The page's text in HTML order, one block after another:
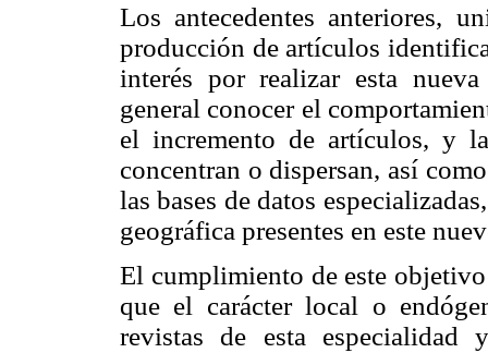
Los antecedentes anteriores,
producción de artículos
interés por realizar esta
general conocer el
el incremento de artículos, y
concentran o dispersan, así
las bases de datos
geográfica presentes en este
El cumplimiento de este
que el carácter local o
revistas de esta